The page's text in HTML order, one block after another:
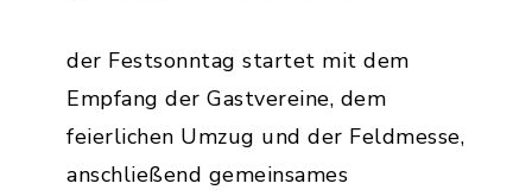
der Festsonntag startet mit dem
Empfang der Gastvereine, dem
feierlichen Umzug und der Feldmesse,
anschließend gemeinsames